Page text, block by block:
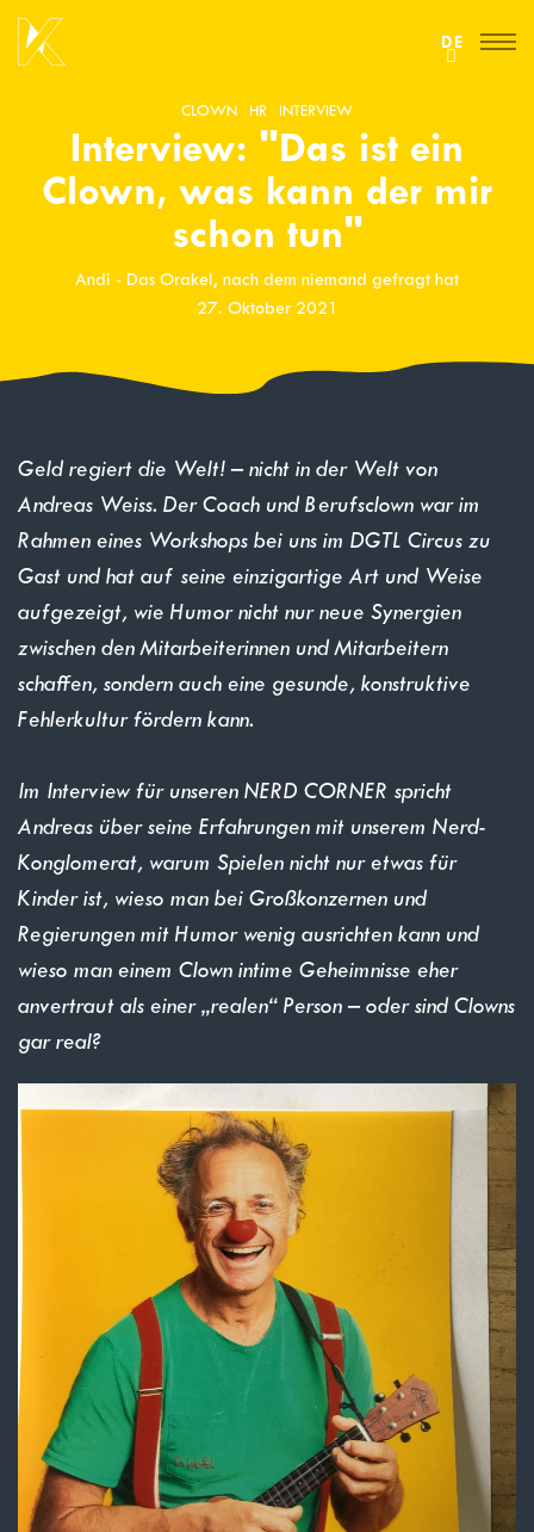
DE
CLOWN HR INTERVIEW
Interview: "Das ist ein
Clown, was kann der mir
schon tun"
Andi - Das Orakel, nach dem niemand gefragt hat
27. Oktober 2021
Geld regiert die Welt! – nicht in der Welt von
Andreas Weiss. Der Coach und Berufsclown war im
Rahmen eines Workshops bei uns im DGTL Circus zu
Gast und hat auf seine einzigartige Art und Weise
aufgezeigt, wie Humor nicht nur neue Synergien
zwischen den Mitarbeiterinnen und Mitarbeitern
schaffen, sondern auch eine gesunde, konstruktive
Fehlerkultur fördern kann.
Im Interview für unseren NERD CORNER spricht
Andreas über seine Erfahrungen mit unserem Nerd-
Konglomerat, warum Spielen nicht nur etwas für
Kinder ist, wieso man bei Großkonzernen und
Regierungen mit Humor wenig ausrichten kann und
wieso man einem Clown intime Geheimnisse eher
anvertraut als einer „realen“ Person – oder sind Clowns
gar real?